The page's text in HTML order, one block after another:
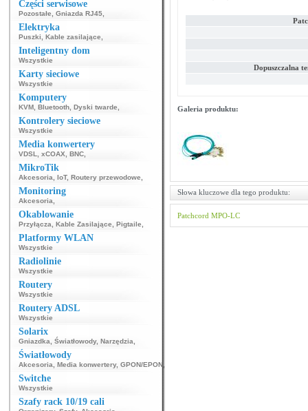
Części serwisowe
Pozostałe Gniazda RJ45
Elektryka
Puszki Kable zasilające
Inteligentny dom
Wszystkie
Karty sieciowe
Wszystkie
Komputery
KVM Bluetooth Dyski twarde
Kontrolery sieciowe
Wszystkie
Media konwertery
VDSL xCOAX BNC
MikroTik
Akcesoria IoT, Routery przewodowe
Monitoring
Akcesoria
Okablowanie
Przyłącza Kable Zasilające Pigtaile
Platformy WLAN
Wszystkie
Radiolinie
Wszystkie
Routery
Wszystkie
Routery ADSL
Wszystkie
Solarix
Gniazdka Światłowody, Narzędzia
Światłowody
Akcesoria Media konwertery, GPON/EPON
Switche
Wszystkie
Szafy rack 10/19 cali
Dopuszczalna
Galeria produktu:
Słowa kluczowe dla tego produktu:
Patchcord MPO-LC